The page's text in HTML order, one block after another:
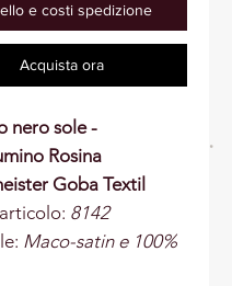
e costi spedizione
Acquista ora
nero sole -
Rosina
Goba Textil
8142
Maco-satin e 100%